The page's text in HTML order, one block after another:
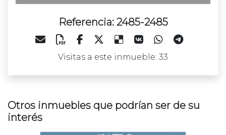
Referencia: 2485-2485
Visitas a este inmueble: 33
Otros inmuebles que podrían ser de su
interés